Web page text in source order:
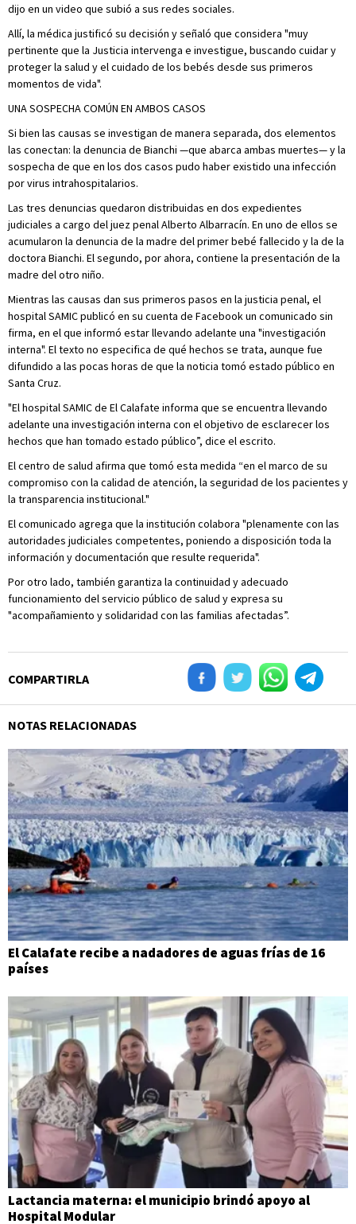
dijo en un video que subió a sus redes sociales.
Allí, la médica justificó su decisión y señaló que considera "muy
pertinente que la Justicia intervenga e investigue, buscando cuidar y
proteger la salud y el cuidado de los bebés desde sus primeros
momentos de vida".
UNA SOSPECHA COMÚN EN AMBOS CASOS
Si bien las causas se investigan de manera separada, dos elementos
las conectan: la denuncia de Bianchi —que abarca ambas muertes— y la
sospecha de que en los dos casos pudo haber existido una infección
por virus intrahospitalarios.
Las tres denuncias quedaron distribuidas en dos expedientes
judiciales a cargo del juez penal Alberto Albarracín. En uno de ellos se
acumularon la denuncia de la madre del primer bebé fallecido y la de la
doctora Bianchi. El segundo, por ahora, contiene la presentación de la
madre del otro niño.
Mientras las causas dan sus primeros pasos en la justicia penal, el
hospital SAMIC publicó en su cuenta de Facebook un comunicado sin
firma, en el que informó estar llevando adelante una "investigación
interna". El texto no especifica de qué hechos se trata, aunque fue
difundido a las pocas horas de que la noticia tomó estado público en
Santa Cruz.
"El hospital SAMIC de El Calafate informa que se encuentra llevando
adelante una investigación interna con el objetivo de esclarecer los
hechos que han tomado estado público”, dice el escrito.
El centro de salud afirma que tomó esta medida “en el marco de su
compromiso con la calidad de atención, la seguridad de los pacientes y
la transparencia institucional."
El comunicado agrega que la institución colabora "plenamente con las
autoridades judiciales competentes, poniendo a disposición toda la
información y documentación que resulte requerida".
Por otro lado, también garantiza la continuidad y adecuado
funcionamiento del servicio público de salud y expresa su
"acompañamiento y solidaridad con las familias afectadas”.
COMPARTIRLA
NOTAS RELACIONADAS
El Calafate recibe a nadadores de aguas frías de 16
países
Lactancia materna: el municipio brindó apoyo al
Hospital Modular